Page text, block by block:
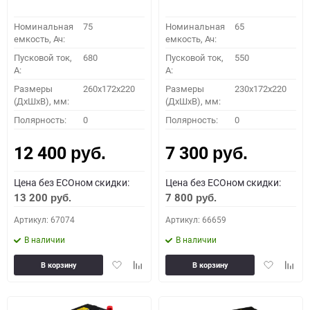
Номинальная
емкость, Ач:
75
Пусковой ток,
A:
680
Размеры
(ДхШхВ), мм:
260x172x220
Полярность: 0
12 400 руб.
Цена без ECOном скидки:
13 200 руб.
Артикул: 67074
В наличии
ДобавитьДобавить
В корзину
Номинальная
емкость, Ач:
65
Пусковой ток,
A:
550
Размеры
(ДхШхВ), мм:
230x172x220
Полярность: 0
7 300 руб.
Цена без ECOном скидки:
7 800 руб.
Артикул: 66659
В наличии
Добавить
В корзину